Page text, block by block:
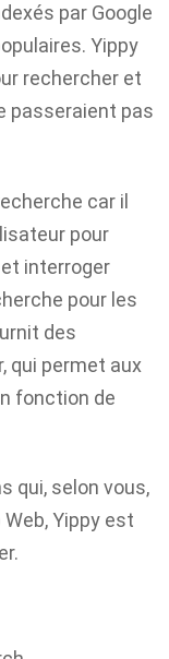
par Google
Yippy
rechercher et
passeraient pas
car il
pour
interroger
pour les
des
qui permet aux
fonction de
qui, selon vous,
Yippy est